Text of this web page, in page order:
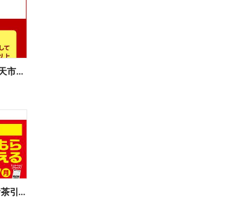
楽天ポイントカード提示で、楽天市場でのお買い物がおトクに!
【無料引換券!】焼き麺買うとお茶引換券貰える!